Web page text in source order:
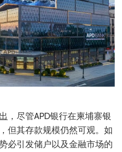
，尽管APD银行在柬埔寨银
但其存款规模仍然可观。如
必引发储户以及金融市场的